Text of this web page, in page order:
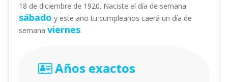
18 de diciembre de 1920. Naciste el día de semana
sábado y este año tu cumpleaños caerá un día de
semana viernes.
Años exactos